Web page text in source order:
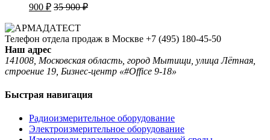
900 ₽ 35 900₽
Телефон отдела продаж в Москве +7 (495) 180-45-50
Наш адрес
141008, Московская область, город Мытищи, улица Лётная,
строение 19, Бизнес-центр «#Office 9-18»
Быстрая навигация
Радиоизмерительное оборудование
Электроизмерительное оборудование